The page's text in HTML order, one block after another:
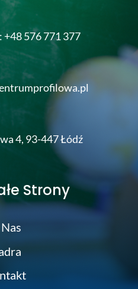
+48 576 771 377
4, 93-447 Łódź
Strony